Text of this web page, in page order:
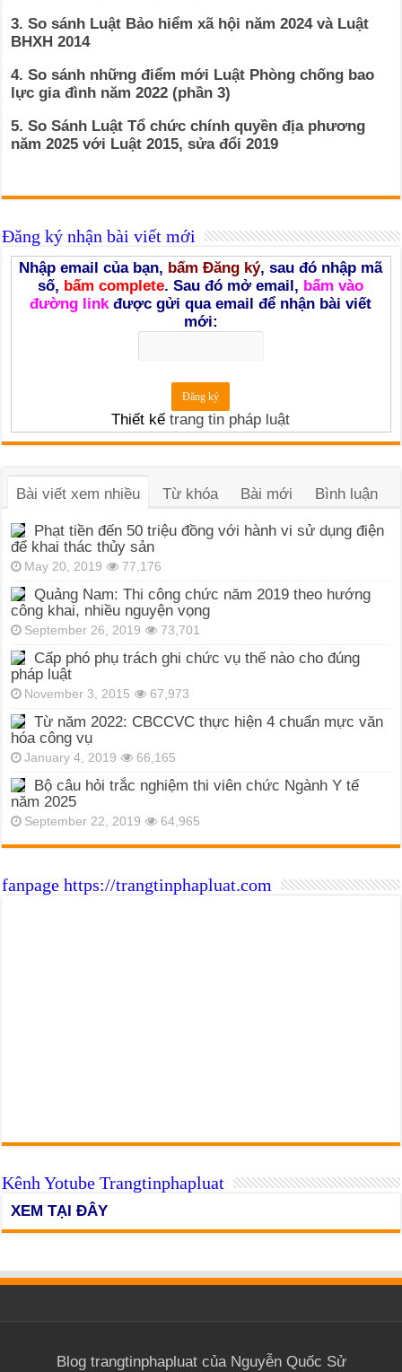
3. So sánh Luật Bảo hiểm xã hội năm 2024 và Luật
BHXH 2014
4. So sánh những điểm mới Luật Phòng chống bao
lực gia đình năm 2022 (phần 3)
5. So Sánh Luật Tổ chức chính quyền địa phương
năm 2025 với Luật 2015, sửa đổi 2019
Đăng ký nhận bài viết mới
Nhập email của bạn, bấm Đăng ký, sau đó nhập mã
số, bấm complete. Sau đó mở email, bấm vào
đường linkđược gửi qua email để nhận bài viết
mới:
Thiết kếtrang tin pháp luật
Bài viết xem nhiều Từ khóa Bài mới Bình luận
Phạt tiền đến 50 triệu đồng với hành vi sử dụng điện
để khai thác thủy sản
May 20, 2019 77,176
Quảng Nam: Thi công chức năm 2019 theo hướng
công khai, nhiều nguyện vọng
September 26, 2019 73,701
Cấp phó phụ trách ghi chức vụ thế nào cho đúng
pháp luật
November 3, 2015 67,973
Từ năm 2022: CBCCVC thực hiện 4 chuẩn mực văn
hóa công vụ
January 4, 2019 66,165
Bộ câu hỏi trắc nghiệm thi viên chức Ngành Y tế
năm 2025
September 22, 2019 64,965
fanpage https://trangtinphapluat.com
Kênh Yotube Trangtinphapluat
XEM TẠI ĐÂY
Blog trangtinphapluat của Nguyễn Quốc Sử